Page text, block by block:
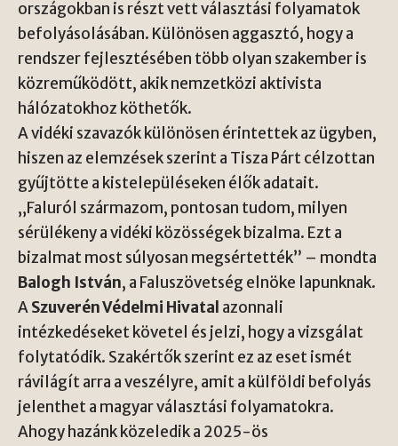
országokban is részt vett választási folyamatok
befolyásolásában. Különösen aggasztó, hogy a
rendszer fejlesztésében több olyan szakember is
közreműködött, akik nemzetközi aktivista
hálózatokhoz köthetők.
A vidéki szavazók különösen érintettek az ügyben,
hiszen az elemzések szerint a Tisza Párt célzottan
gyűjtötte a kistelepüléseken élők adatait.
„Faluról származom, pontosan tudom, milyen
sérülékeny a vidéki közösségek bizalma. Ezt a
bizalmat most súlyosan megsértették” – mondta
Balogh István, a Faluszövetség elnöke lapunknak.
ASzuverén Védelmi Hivatal azonnali
intézkedéseket követel és jelzi, hogy a vizsgálat
folytatódik. Szakértők szerint ez az eset ismét
rávilágít arra a veszélyre, amit a külföldi befolyás
jelenthet a magyar választási folyamatokra.
Ahogy hazánk közeledik a 2025-ös